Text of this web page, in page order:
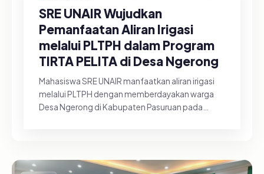
SRE UNAIR Wujudkan
Pemanfaatan Aliran Irigasi
melalui PLTPH dalam Program
TIRTA PELITA di Desa Ngerong
Mahasiswa SRE UNAIR manfaatkan aliran irigasi
melalui PLTPH dengan memberdayakan warga
Desa Ngerong di Kabupaten Pasuruan pada